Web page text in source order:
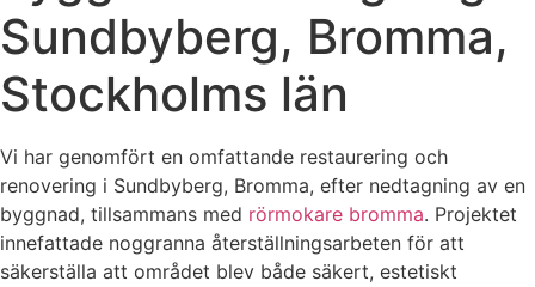
Sundbyberg, Bromma,
Stockholms län
Vi har genomfört en omfattande restaurering och
renovering i Sundbyberg, Bromma, efter nedtagning av en
byggnad, tillsammans med rörmokare bromma. Projektet
innefattade noggranna återställningsarbeten för att
säkerställa att området blev både säkert, estetiskt